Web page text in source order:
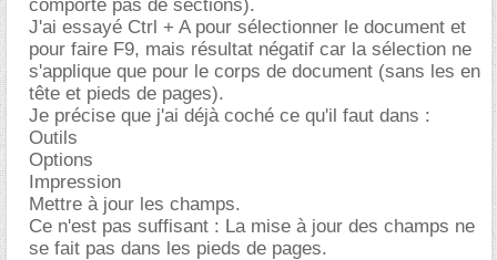
comporte pas de sections).
J'ai essayé Ctrl + A pour sélectionner le document et
pour faire F9, mais résultat négatif car la sélection ne
s'applique que pour le corps de document (sans les en
tête et pieds de pages).
Je précise que j'ai déjà coché ce qu'il faut dans :
Outils
Options
Impression
Mettre à jour les champs.
Ce n'est pas suffisant : La mise à jour des champs ne
se fait pas dans les pieds de pages.